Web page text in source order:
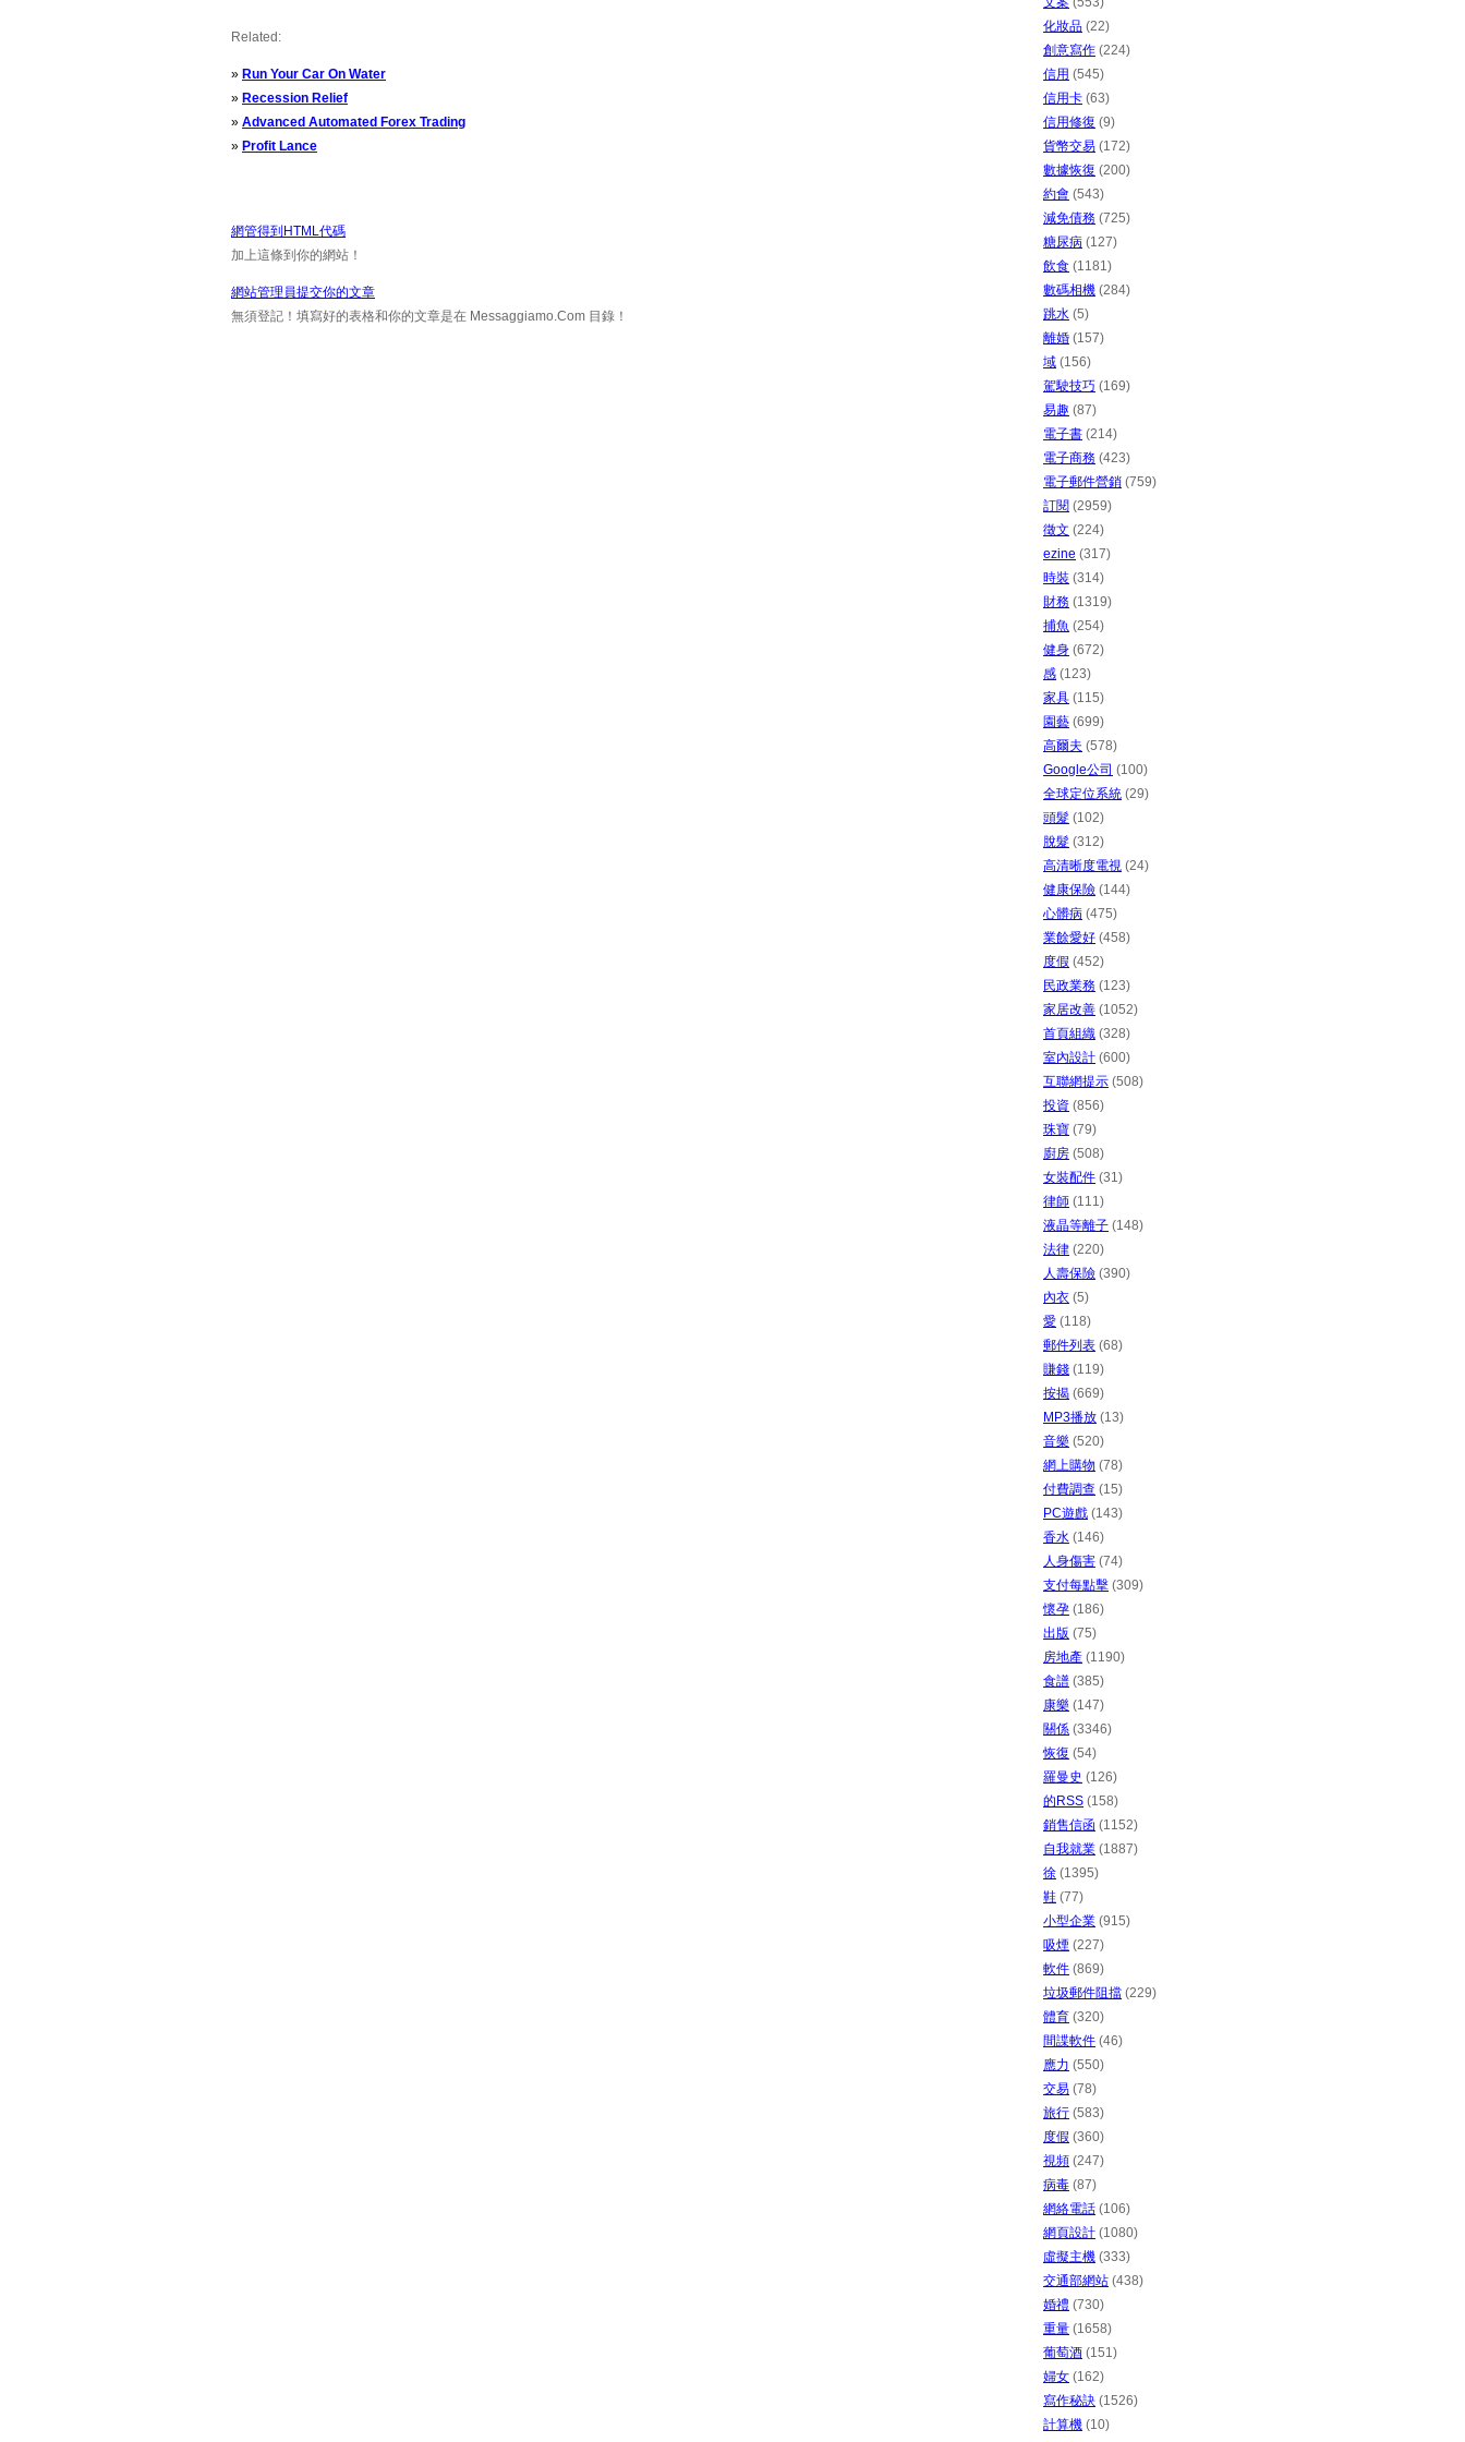
Related:
» Run Your Car On Water
» Recession Relief
» Advanced Automated Forex Trading
» Profit Lance
網管得到HTML代碼
加上這條到你的網站！
網站管理員提交你的文章
無須登記！填寫好的表格和你的文章是在 Messaggiamo.Com 目錄！
化妝品 (22)
創意寫作 (224)
信用 (545)
信用卡 (63)
信用修復 (9)
貨幣交易 (172)
數據恢復 (200)
約會 (543)
減免債務 (725)
糖尿病 (127)
飲食 (1181)
數碼相機 (284)
跳水 (5)
離婚 (157)
域 (156)
駕駛技巧 (169)
易趣 (87)
電子書 (214)
電子商務 (423)
電子郵件營銷 (759)
訂閱 (2959)
徵文 (224)
ezine (317)
時裝 (314)
財務 (1319)
捕魚 (254)
健身 (672)
感 (123)
家具 (115)
園藝 (699)
高爾夫 (578)
Google公司 (100)
全球定位系統 (29)
頭髮 (102)
脫髮 (312)
高清晰度電視 (24)
健康保險 (144)
心髒病 (475)
業餘愛好 (458)
度假 (452)
民政業務 (123)
家居改善 (1052)
首頁組織 (328)
室內設計 (600)
互聯網提示 (508)
投資 (856)
珠寶 (79)
廚房 (508)
女裝配件 (31)
律師 (111)
液晶等離子 (148)
法律 (220)
人壽保險 (390)
內衣 (5)
愛 (118)
郵件列表 (68)
賺錢 (119)
按揭 (669)
MP3播放 (13)
音樂 (520)
網上購物 (78)
付費調查 (15)
PC遊戲 (143)
香水 (146)
人身傷害 (74)
支付每點擊 (309)
懷孕 (186)
出版 (75)
房地產 (1190)
食譜 (385)
康樂 (147)
關係 (3346)
恢復 (54)
羅曼史 (126)
的RSS (158)
銷售信函 (1152)
自我就業 (1887)
徐 (1395)
鞋 (77)
小型企業 (915)
吸煙 (227)
軟件 (869)
垃圾郵件阻擋 (229)
體育 (320)
間諜軟件 (46)
應力 (550)
交易 (78)
旅行 (583)
度假 (360)
視頻 (247)
病毒 (87)
網絡電話 (106)
網頁設計 (1080)
虛擬主機 (333)
交通部網站 (438)
婚禮 (730)
重量 (1658)
葡萄酒 (151)
婦女 (162)
寫作秘訣 (1526)
計算機 (10)